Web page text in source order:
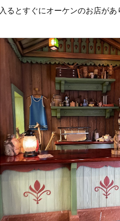
入るとすぐにオーケンのお店があ